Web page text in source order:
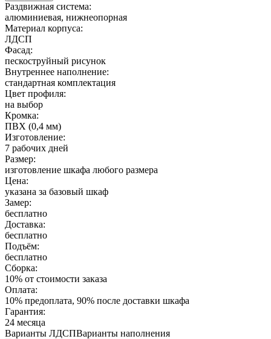
Раздвижная система:
алюминиевая, нижнеопорная
Материал корпуса:
ЛДСП
Фасад:
пескоструйный рисунок
Внутреннее наполнение:
стандартная комплектация
Цвет профиля:
на выбор
Кромка:
ПВХ (0,4 мм)
Изготовление:
7 рабочих дней
Размер:
изготовление шкафа любого размера
Цена:
указана за базовый шкаф
Замер:
бесплатно
Доставка:
бесплатно
Подъём:
бесплатно
Сборка:
10% от стоимости заказа
Оплата:
10% предоплата, 90% после доставки шкафа
Гарантия:
24 месяца
Варианты ЛДСПВарианты наполнения